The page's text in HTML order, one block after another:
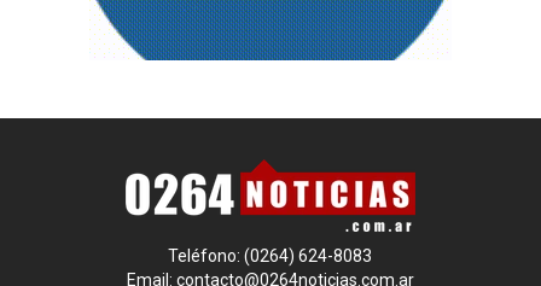
Teléfono: (0264) 624-8083
Email: contacto@0264noticias.com.ar